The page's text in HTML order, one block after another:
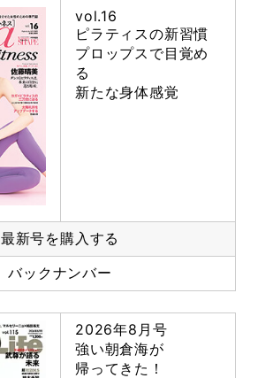
vol.16
ピラティスの新習慣
プロップスで目覚め
る
新たな身体感覚
最新号を購入する
バックナンバー
2026年8月号
強い朝倉海が
帰ってきた！